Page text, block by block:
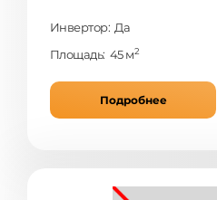
Инвертор: Да
Площадь: 45 м2
Подробнее